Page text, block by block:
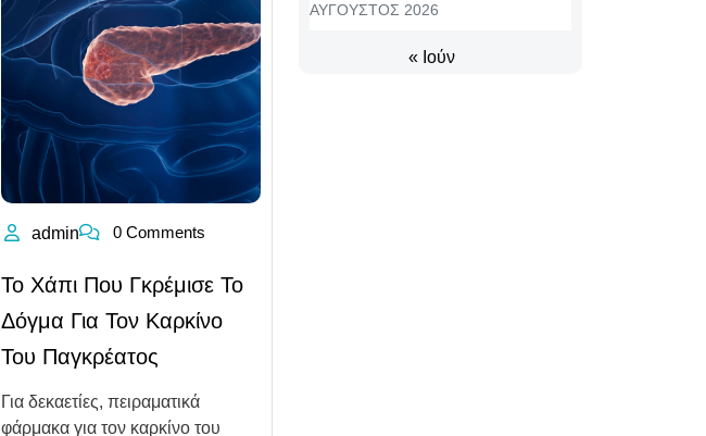
admin 0 Comments
Το Χάπι Που Γκρέμισε Το
Δόγμα Για Τον Καρκίνο
Του Παγκρέατος
Για δεκαετίες, πειραματικά
φάρμακα για τον καρκίνο του
ΑΎΓΟΥΣΤΟΣ 2026
« Ιούν